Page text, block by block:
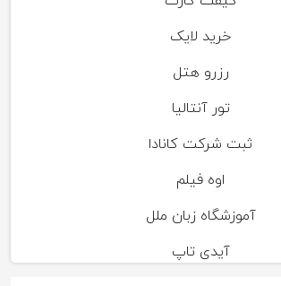
خرید لایک
رزرو هتل
تور آنتالیا
ثبت شرکت کانادا
اوه فیلم
آموزشگاه زبان ملل
آیدی تاپ